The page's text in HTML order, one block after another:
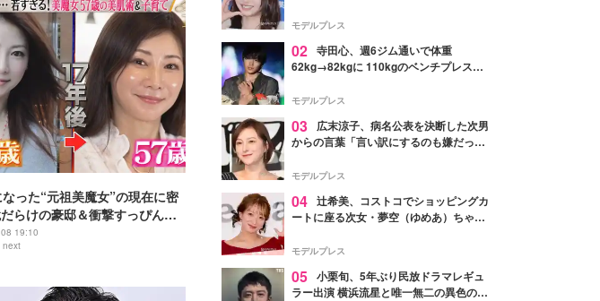
った“元祖美魔女”の現在に密
らけの豪邸＆衝撃すっぴん姿
19:10
next
モデルプレス
02 寺田心、週6ジム通いで体重
62kg→82kgに 110kgのベンチプレス持
「かっこいい」と反響
モデルプレス
03
広末涼子、病名公表を決断した次男
からの言葉「言い訳にするのも嫌だっ
モデルプレス
04 辻希美、コストコでショッピングカ
ートに座る次女・夢空（ゆめあ）ちゃん
ぎ」「成長を感じる」の声
モデルプレス
05 小栗旬、5年ぶり民放ドラマレギュ
ラー出演 横浜流星と唯一無二の異色のバ